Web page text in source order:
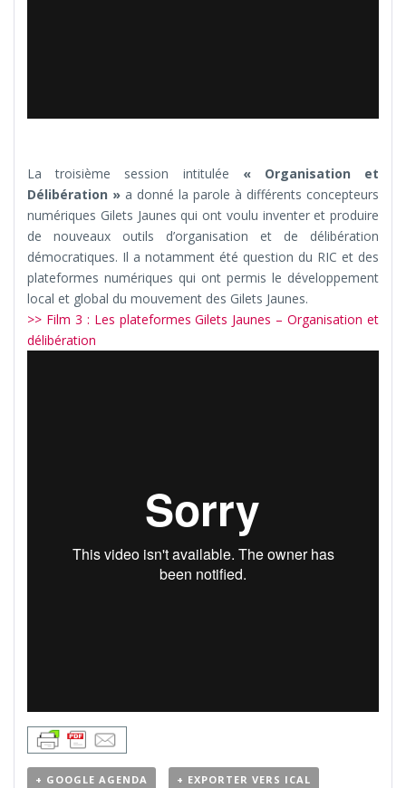
La troisième session intitulée « Organisation et
Délibération » a donné la parole à différents concepteurs
numériques Gilets Jaunes qui ont voulu inventer et produire
de nouveaux outils d’organisation et de délibération
démocratiques. Il a notamment été question du RIC et des
plateformes numériques qui ont permis le développement
local et global du mouvement des Gilets Jaunes.
>> Film 3 : Les plateformes Gilets Jaunes – Organisation et
délibération
+ GOOGLE AGENDA + EXPORTER VERS ICAL